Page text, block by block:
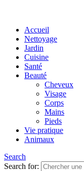
Accueil
Nettoyage
Jardin
Cuisine
Santé
Beauté
Cheveux
Visage
Corps
Mains
Pieds
Vie pratique
Animaux
Search
Search for: